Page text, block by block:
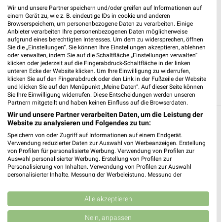
433,40 km • Angebote: 2 Prospekte
E center Eichstätt
Industriestraße 16
85072 Eichstätt
Heute 07:00 - 20:00 Uhr | Geöffnet
433,30 km • Angebote: 1 Prospekt
Supermärkte Angebote und Prospekte für
Greding
16 Prospekte
nahkauf REWE
Wir und unsere Partner speichern und/oder greifen auf Informationen auf
einem Gerät zu, wie z. B. eindeutige IDs in cookie und anderen
Browserspeichern, um personenbezogene Daten zu verarbeiten. Einige
Anbieter verarbeiten Ihre personenbezogenen Daten möglicherweise
aufgrund eines berechtigten Interesses. Um dem zu widersprechen, öffnen
Sie die „Einstellungen“. Sie können Ihre Einstellungen akzeptieren, ablehnen
oder verwalten, indem Sie auf die Schaltfläche „Einstellungen verwalten“
klicken oder jederzeit auf die Fingerabdruck-Schaltfläche in der linken
unteren Ecke der Website klicken. Um Ihre Einwilligung zu widerrufen,
klicken Sie auf den Fingerabdruck oder den Link in der Fußzeile der Website
und klicken Sie auf den Menüpunkt „Meine Daten“. Auf dieser Seite können
Sie Ihre Einwilligung widerrufen. Diese Entscheidungen werden unseren
Partnern mitgeteilt und haben keinen Einfluss auf die Browserdaten.
Wir und unsere Partner verarbeiten Daten, um die Leistung der
Website zu analysieren und Folgendes zu tun:
Speichern von oder Zugriff auf Informationen auf einem Endgerät.
Verwendung reduzierter Daten zur Auswahl von Werbeanzeigen. Erstellung
von Profilen für personalisierte Werbung. Verwendung von Profilen zur
Auswahl personalisierter Werbung. Erstellung von Profilen zur
Personalisierung von Inhalten. Verwendung von Profilen zur Auswahl
personalisierter Inhalte. Messung der Werbeleistung. Messung der
Kombinationen von Daten aus verschiedenen Quellen. Entwicklung und
Verbesserung der Angebote. Verwendung reduzierter Daten zur Auswahl
von Inhalten.
Daten können außerhalb der Europäischen Union weitergegeben und in die
Alle akzeptieren
Nein, anpassen